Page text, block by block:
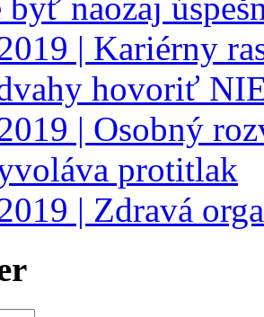
| Kariérny
hovoriť
| Osobný
protitlak
| Zdravá